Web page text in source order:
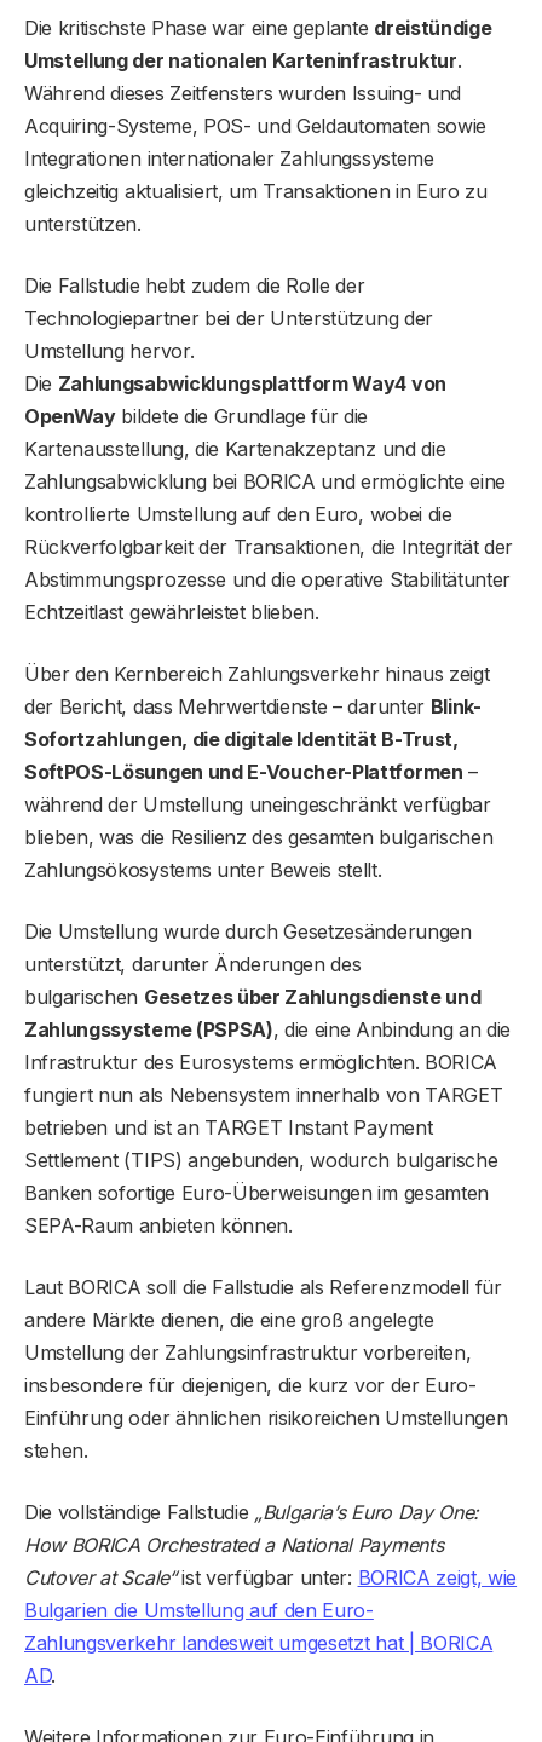
Die kritischste Phase war eine geplante dreistündige
Umstellung der nationalen Karteninfrastruktur.
Während dieses Zeitfensters wurden Issuing- und
Acquiring-Systeme, POS- und Geldautomaten sowie
Integrationen internationaler Zahlungssysteme
gleichzeitig aktualisiert, um Transaktionen in Euro zu
unterstützen.
Die Fallstudie hebt zudem die Rolle der
Technologiepartner bei der Unterstützung der
Umstellung hervor.
Die Zahlungsabwicklungsplattform Way4 von
OpenWaybildete die Grundlage für die
Kartenausstellung, die Kartenakzeptanz und die
Zahlungsabwicklung bei BORICA und ermöglichte eine
kontrollierte Umstellung auf den Euro, wobei die
Rückverfolgbarkeit der Transaktionen, die Integrität der
Abstimmungsprozesse und die operative Stabilitätunter
Echtzeitlast gewährleistet blieben.
Über den Kernbereich Zahlungsverkehr hinaus zeigt
der Bericht, dass Mehrwertdienste – darunter Blink-
Sofortzahlungen, die digitale Identität B-Trust,
SoftPOS-Lösungen und E-Voucher-Plattformen –
während der Umstellung uneingeschränkt verfügbar
blieben, was die Resilienz des gesamten bulgarischen
Zahlungsökosystems unter Beweis stellt.
Die Umstellung wurde durch Gesetzesänderungen
unterstützt, darunter Änderungen des
bulgarischen Gesetzes über Zahlungsdienste und
Zahlungssysteme (PSPSA), die eine Anbindung an die
Infrastruktur des Eurosystems ermöglichten. BORICA
fungiert nun als Nebensystem innerhalb von TARGET
betrieben und ist an TARGET Instant Payment
Settlement (TIPS) angebunden, wodurch bulgarische
Banken sofortige Euro-Überweisungen im gesamten
SEPA-Raum anbieten können.
Laut BORICA soll die Fallstudie als Referenzmodell für
andere Märkte dienen, die eine groß angelegte
Umstellung der Zahlungsinfrastruktur vorbereiten,
insbesondere für diejenigen, die kurz vor der Euro-
Einführung oder ähnlichen risikoreichen Umstellungen
stehen.
Die vollständige Fallstudie „Bulgaria’s Euro Day One:
How BORICA Orchestrated a National Payments
Cutover at Scale“ist verfügbar unter: BORICA zeigt, wie
Bulgarien die Umstellung auf den Euro-
Zahlungsverkehr landesweit umgesetzt hat | BORICA
AD.